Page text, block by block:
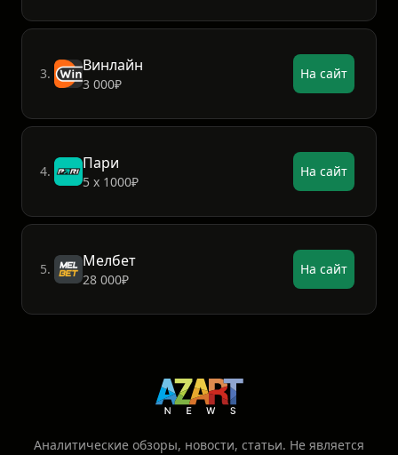
3. Винлайн
3 000₽
На сайт
4. Пари
5 х 1000₽
На сайт
5. Мелбет
28 000₽
На сайт
Аналитические обзоры, новости, статьи. Не является